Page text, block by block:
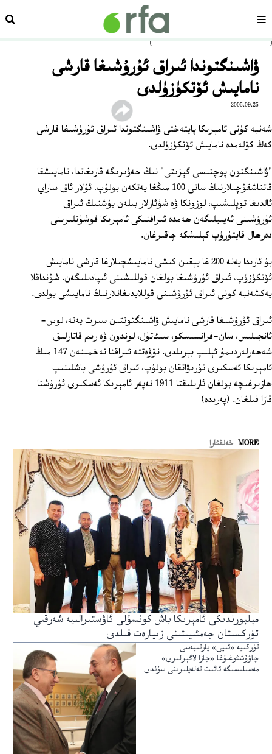
ئاساسلىق مەزمۇنغا ئاتلاڭسەھىپە
ۋاشىنگتوندا ئىراق ئۇرۇشىغا قارشى
نامايىش ئۆتكۈزۈلدى
2005.09.25
شەنبە كۈنى ئامېرىكا پايتەختى ۋاشىنگتوندا ئىراق ئۇرۇشىغا قارشى
كەڭ كۆلەمدە نامايىش ئۆتكۈزۈلدى.
"ۋاشىنگتون پوچتىسى گېزىتى" نىڭ خەۋىرىگە قارىغاندا، نامايىشقا
قاتناشقۇچىلارنىڭ سانى 100 مىڭغا يەتكەن بولۇپ، ئۇلار ئاق ساراي
ئالدىغا توپلىشىپ، لوزونكا ۋە شۇئارلار بىلەن بۇشنىڭ ئىراق
ئۇرۇشىنى ئەيىبلىگەن ھەمدە ئىراقتىكى ئامېرىكا قوشۇنلىرىنى
دەرھال قايتۇرۇپ كېلىشكە چاقىرغان.
بۇ ئارىدا يەنە 200 غا يېقىن كىشى نامايىشچىلارغا قارشى نامايىش
ئۆتكۈزۈپ، ئىراق ئۇرۇشىغا بولغان قوللىشىنى ئىپادىلىگەن. شۇنداقلا
يەكشەنبە كۈنى ئىراق ئۇرۇشىنى قوللايدىغانلارنىڭ نامايىشى بولدى.
ئىراق ئۇرۇشىغا قارشى نامايىش ۋاشىنگتونتىن سىرت يەنە، لوس-
ئانجىلىس، سان-فرانسىسكو، سىئاتۇل، لوندون ۋە رىم قاتارلىق
شەھەرلەردىمۇ ئېلىپ بېرىلدى. نۆۋەتتە ئىراقتا تەخمىنەن 147 مىڭ
ئامېرىكا ئەسكىرى تۇرىۋاتقان بولۇپ، ئىراق ئۇرۇشى باشلىنىپ
ھازىرغىچە بولغان ئارىلىقتا 1911 نەپەر ئامېرىكا ئەسكىرى ئۇرۇشتا
قازا قىلغان. (پەرىدە)
MORE خەلقئارا
مېلبورندىكى ئامېرىكا باش كونسۇلى ئاۋستىرالىيە شەرقىي
تۈركسىتان جەمئىيىتىنى زىيارەت قىلدى
تۈركىيە «ئىيى» پارتىيەسى
چاۋۇشئوغلۇغا «جازا لاگېرلىرى»
مەسىلىسىگە ئائىت تەلەپلىرىنى سۇندى